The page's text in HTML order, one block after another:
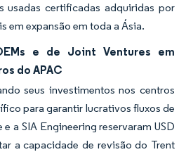
usadas certificadas adquiridas por
em expansão em toda a Ásia.
e de Joint Ventures em
do APAC
seus investimentos nos centros
para garantir lucrativos fluxos de
a SIA Engineering reservaram USD
a capacidade de revisão do Trent